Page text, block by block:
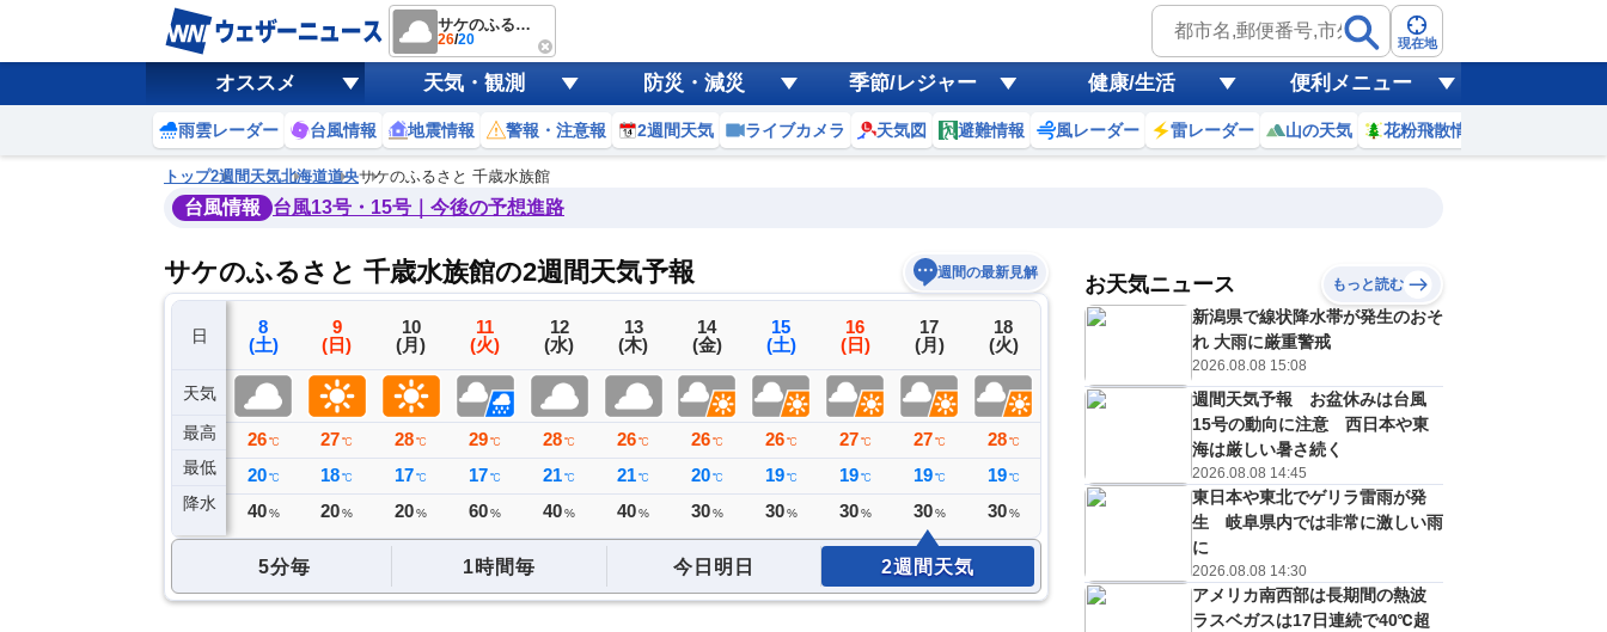
サケのふるさと 千歳水族館
26/20 現在地
オススメ 天気・観測 防災・減災 季節/レジャー 健康/生活 便利メニュー
雨雲レーダー 台風情報 地震情報 警報・注意報 2週間天気 ライブカメラ 天気図 避難情報 風レーダー 雷レーダー 山の天気 花粉飛散情報
トップ2週間天気北海道道央サケのふるさと 千歳水族館
台風情報 台風13号・15号｜今後の予想進路
サケのふるさと 千歳水族館の2週間天気予報 週間の最新見解
日
天気
最高
最低
降水
7
(金)
28℃
20℃
ミリ
8
(土)
26 ℃
20 ℃
40 %
9
(日)
27 ℃
18 ℃
20 %
10
(月)
28 ℃
17 ℃
20 %
11
(火)
29 ℃
17 ℃
60 %
12
(水)
28℃
21℃
40%
13
(木)
26℃
21℃
40%
14
(金)
26℃
20℃
30%
15
(土)
26℃
19℃
30%
16
(日)
27 ℃
19 ℃
30 %
17
(月)
27 ℃
19 ℃
30 %
18
(火)
28 ℃
19 ℃
30 %
19
℃
21
(金)
C
26℃
18℃
20 %
22
(土)
C
24 ℃
15℃
20 %
B
C
D
？
5分毎 1時間毎 今日明日 2週間天気
お天気ニュース もっと読む
新潟県で線状降水帯が発生のおそ
れ 大雨に厳重警戒
2026.08.08 15:08
週間天気予報 お盆休みは台風
15号の動向に注意 西日本や東
海は厳しい暑さ続く
2026.08.08 14:45
東日本や東北でゲリラ雷雨が発
生 岐阜県内では非常に激しい雨
に
2026.08.08 14:30
アメリカ南西部は長期間の熱波
ラスベガスは17日連続で40℃超